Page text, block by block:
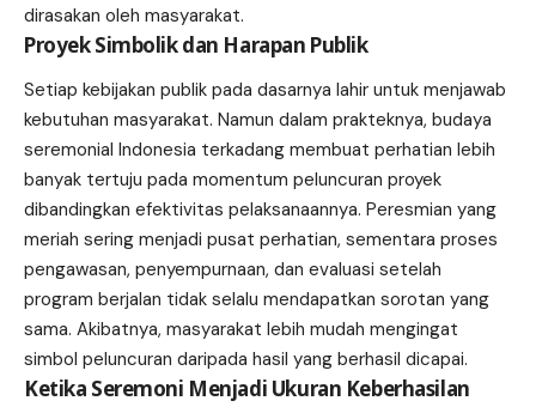
dirasakan oleh masyarakat.
Proyek Simbolik dan Harapan Publik
Setiap kebijakan publik pada dasarnya lahir untuk menjawab
kebutuhan masyarakat. Namun dalam prakteknya, budaya
seremonial Indonesia terkadang membuat perhatian lebih
banyak tertuju pada momentum peluncuran proyek
dibandingkan efektivitas pelaksanaannya. Peresmian yang
meriah sering menjadi pusat perhatian, sementara proses
pengawasan, penyempurnaan, dan evaluasi setelah
program berjalan tidak selalu mendapatkan sorotan yang
sama. Akibatnya, masyarakat lebih mudah mengingat
simbol peluncuran daripada hasil yang berhasil dicapai.
Ketika Seremoni Menjadi Ukuran Keberhasilan